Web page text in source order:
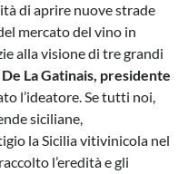
di aprire nuove strade
mercato del vino in
alla visione di tre grandi
La Gatinais, presidente
l’ideatore. Se tutti noi,
siciliane,
la Sicilia vitivinicola nel
l’eredità e gli